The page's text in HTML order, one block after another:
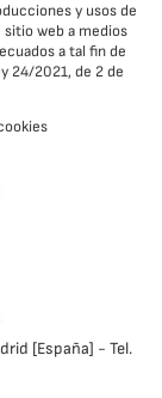
y usos de
web a medios
a tal fin de
24/2021, de 2 de
[España] - Tel.